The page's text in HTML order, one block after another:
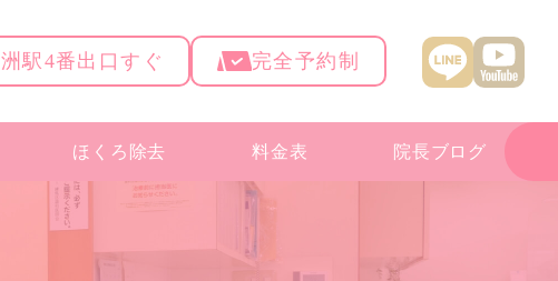
駅4番出口すぐ 完全予約制
ほくろ除去 料金表 院長ブログ